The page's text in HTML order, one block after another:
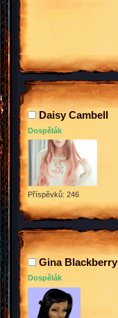
Daisy Cambell
Dospělák
Příspěvků: 246
Gina Blackberry
Dospělák